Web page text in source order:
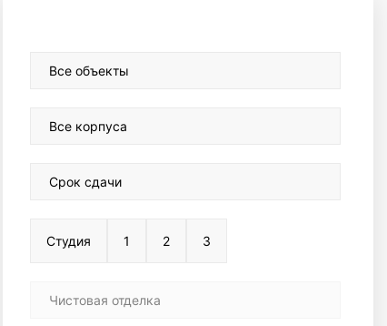
Все объекты
Все корпуса
Срок сдачи
Студия 1 2 3
Чистовая отделка